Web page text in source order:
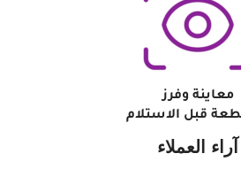
معاينة وفرز
قبل الاستلام
آراء العملاء